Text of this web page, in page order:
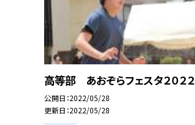
高等部 あおぞらフェスタ２０２２
公開日 2022/05/28
更新日 2022/05/28